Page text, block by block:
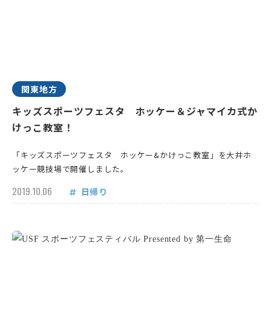
関東地方
キッズスポーツフェスタ ホッケー＆ジャマイカ式か
けっこ教室！
「キッズスポーツフェスタ ホッケー&かけっこ教室」を大井ホ
ッケー競技場で開催しました。
2019.10.06 日帰り